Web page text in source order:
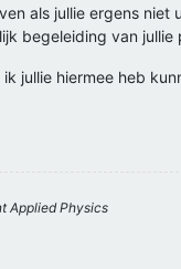
als jullie ergens
begeleiding van
jullie hiermee heb
Applied Physics